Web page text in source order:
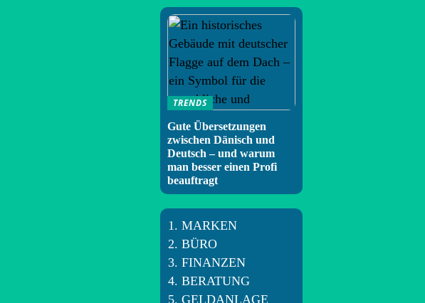
TRENDS
Gute Übersetzungen
zwischen Dänisch und
Deutsch – und warum
man besser einen Profi
beauftragt
MARKEN
BÜRO
FINANZEN
BERATUNG
GELDANLAGE